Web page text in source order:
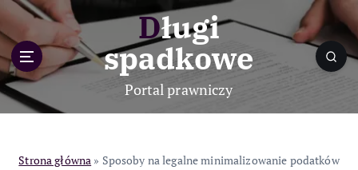
p
o
c
Długi
spadkowe
Portal prawniczy
Strona główna » Sposoby na legalne minimalizowanie podatków